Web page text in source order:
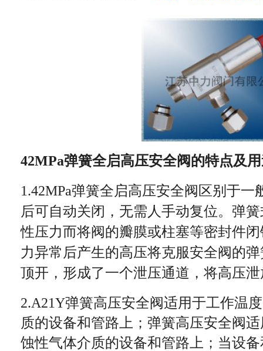
42MPa弹簧全启高压安全阀的特点及
1.42MPa弹簧全启高压安全阀区别于一
后可自动关闭，无需人手动复位。弹
性压力而将阀的瓣膜或柱塞等密封件
力异常后产生的高压将克服安全阀的
顶开，形成了一个泄压通道，将高压
2.A21Y弹簧高压安全阀适用于工作温
质的设备和管路上；弹簧高压安全阀
蚀性气体介质的设备和管路上；当设